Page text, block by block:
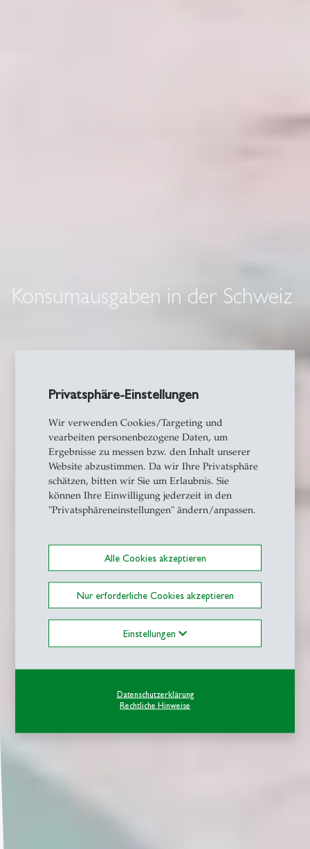
Privatsphäre-Einstellungen
Wir verwenden Cookies/Targeting und
vearbeiten personenbezogene Daten, um
Ergebnisse zu messen bzw. den Inhalt unserer
Website abzustimmen. Da wir Ihre Privatsphäre
schätzen, bitten wir Sie um Erlaubnis. Sie
können Ihre Einwilligung jederzeit in den
"Privatsphäreneinstellungen" ändern/anpassen.
Alle Cookies akzeptieren
Nur erforderliche Cookies akzeptieren
Einstellungen
Datenschutzerklärung
Rechtliche Hinweise
Konsumausgaben in der Schweiz